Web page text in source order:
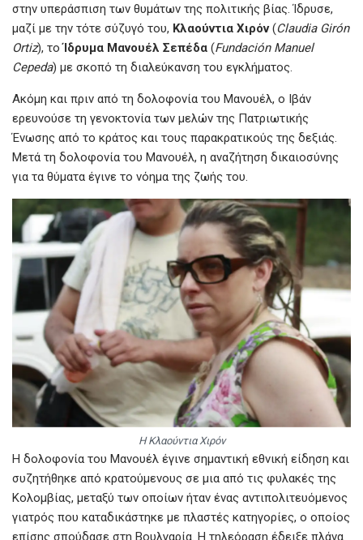
στην υπεράσπιση των θυμάτων της πολιτικής βίας. Ίδρυσε,
μαζί με την τότε σύζυγό του, Κλαούντια Χιρόν(Claudia Girón
Ortiz), τοΊδρυμα Μανουέλ Σεπέδα (Fundación Manuel
Cepeda) με σκοπό τη διαλεύκανση του εγκλήματος.
Ακόμη και πριν από τη δολοφονία του Μανουέλ, ο Ιβάν
ερευνούσε τη γενοκτονία των μελών της Πατριωτικής
Ένωσης από το κράτος και τους παρακρατικούς της δεξιάς.
Μετά τη δολοφονία του Μανουέλ, η αναζήτηση δικαιοσύνης
για τα θύματα έγινε το νόημα της ζωής του.
Η Κλαούντια Χιρόν
Η δολοφονία του Μανουέλ έγινε σημαντική εθνική είδηση ​​και
συζητήθηκε από κρατούμενους σε μια από τις φυλακές της
Κολομβίας, μεταξύ των οποίων ήταν ένας αντιπολιτευόμενος
γιατρός που καταδικάστηκε με πλαστές κατηγορίες, ο οποίος
επίσης σπούδασε στη Βουλγαρία. Η τηλεόραση έδειξε πλάνα